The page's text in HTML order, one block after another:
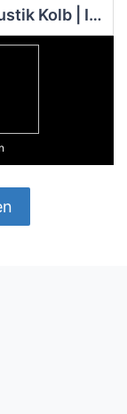
Hörakustik Kolb | Ihr Partner für Hörgeräte und Gehörschutz | Hörtest